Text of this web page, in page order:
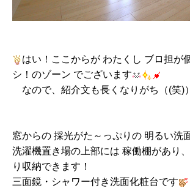
はい！ここからが わたくし ブロ担が
シ！のゾーン でございます
なので、紹介文も長くなりがち（(笑)）
窓からの 採光がた～っぷりの 明るい洗
洗濯機置き場の上部には 稼働棚があり
り収納できます！
三面鏡・シャワー付き洗面化粧台です